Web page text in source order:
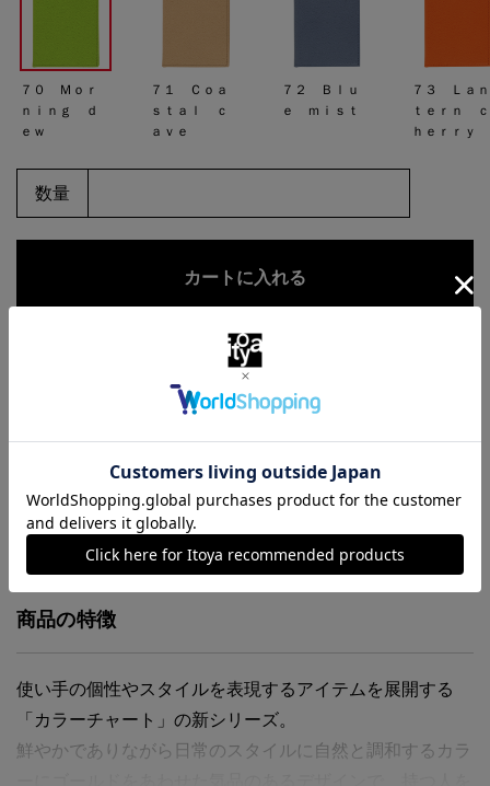
７０ Ｍｏｒ
ｎｉｎｇ ｄ
ｅｗ
７１ Ｃｏａ
ｓｔａｌ ｃ
ａｖｅ
７２ Ｂｌｕ
ｅ ｍｉｓｔ
７３ Ｌａｎ
ｔｅｒｎ ｃ
ｈｅｒｒｙ
数量
商品・在庫について
返品・交換について
送料について
商品の特徴
使い手の個性やスタイルを表現するアイテムを展開する
「カラーチャート」の新シリーズ。
鮮やかでありながら日常のスタイルに自然と調和するカラ